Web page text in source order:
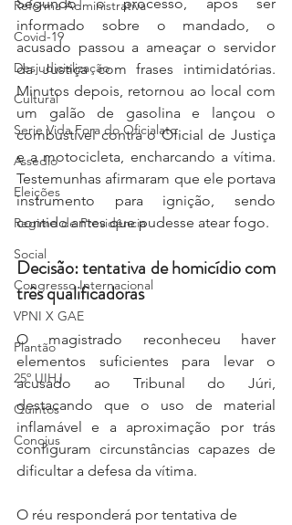
Reforma Administrativa
Covid-19
Desjudicialização
Cultural
Serie Vida Fora do Oficialato
Assédio
Eleições
Regime de Previdência
Social
Congresso Internacional
VPNI X GAE
Plantão
25º UIHJ
Quintos
Conojus
Segundo o processo, após ser
informado sobre o mandado, o
acusado passou a ameaçar o servidor
da Justiça com frases intimidatórias.
Minutos depois, retornou ao local com
um galão de gasolina e lançou o
combustível contra o Oficial de Justiça
e a motocicleta, encharcando a vítima.
Testemunhas afirmaram que ele portava
instrumento para ignição, sendo
contido antes que pudesse atear fogo.
Decisão: tentativa de homicídio com
três qualificadoras
O magistrado reconheceu haver
elementos suficientes para levar o
acusado ao Tribunal do Júri,
destacando que o uso de material
inflamável e a aproximação por trás
configuram circunstâncias capazes de
dificultar a defesa da vítima.
O réu responderá por tentativa de